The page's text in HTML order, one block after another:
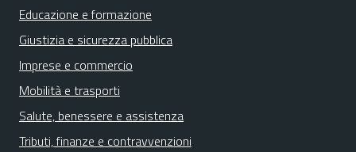
Educazione e formazione
Giustizia e sicurezza pubblica
Imprese e commercio
Mobilità e trasporti
Salute, benessere e assistenza
Tributi, finanze e contravvenzioni